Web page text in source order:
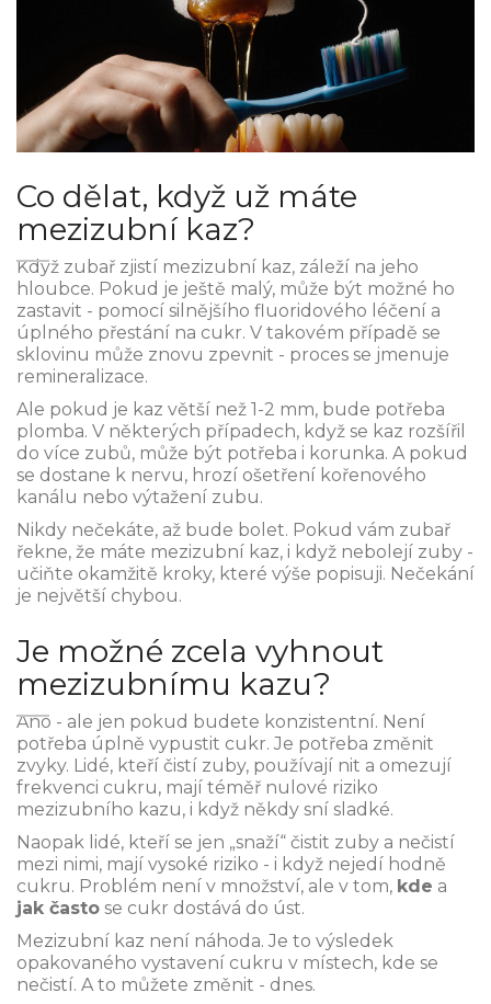
Co dělat, když už máte
mezizubní kaz?
Když zubař zjistí mezizubní kaz, záleží na jeho
hloubce. Pokud je ještě malý, může být možné ho
zastavit - pomocí silnějšího fluoridového léčení a
úplného přestání na cukr. V takovém případě se
sklovinu může znovu zpevnit - proces se jmenuje
remineralizace.
Ale pokud je kaz větší než 1-2 mm, bude potřeba
plomba. V některých případech, když se kaz rozšířil
do více zubů, může být potřeba i korunka. A pokud
se dostane k nervu, hrozí ošetření kořenového
kanálu nebo výtažení zubu.
Nikdy nečekáte, až bude bolet. Pokud vám zubař
řekne, že máte mezizubní kaz, i když nebolejí zuby -
učiňte okamžitě kroky, které výše popisuji. Nečekání
je největší chybou.
Je možné zcela vyhnout
mezizubnímu kazu?
Ano - ale jen pokud budete konzistentní. Není
potřeba úplně vypustit cukr. Je potřeba změnit
zvyky. Lidé, kteří čistí zuby, používají nit a omezují
frekvenci cukru, mají téměř nulové riziko
mezizubního kazu, i když někdy sní sladké.
Naopak lidé, kteří se jen „snaží“ čistit zuby a nečistí
mezi nimi, mají vysoké riziko - i když nejedí hodně
cukru. Problém není v množství, ale v tom, kde a
jak často se cukr dostává do úst.
Mezizubní kaz není náhoda. Je to výsledek
opakovaného vystavení cukru v místech, kde se
nečistí. A to můžete změnit - dnes.